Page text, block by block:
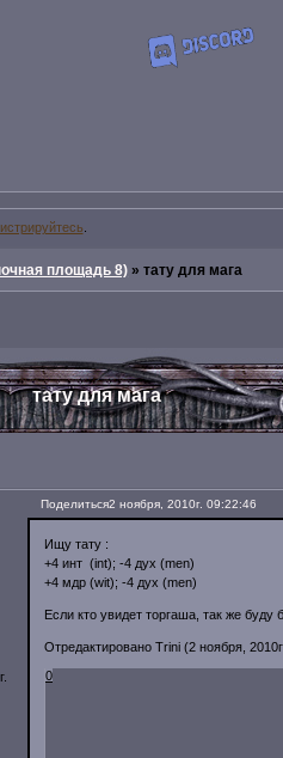
площадь 8) »тату для мага
тату для мага
Поделиться2 ноября, 2010г. 09:22:46
Ищу тату :
+4 инт (int); -4 дух (men)
+4 мдр (wit); -4 дух (men)
Если кто увидет торгаша, так же
Отредактировано Trini (2 ноября,
0